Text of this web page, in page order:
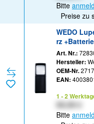
Bitte
Preise zu
WEDO
rz
Art. Nr.:
Hersteller:
OEM-Nr.
EAN:
1 - 2
Bitte